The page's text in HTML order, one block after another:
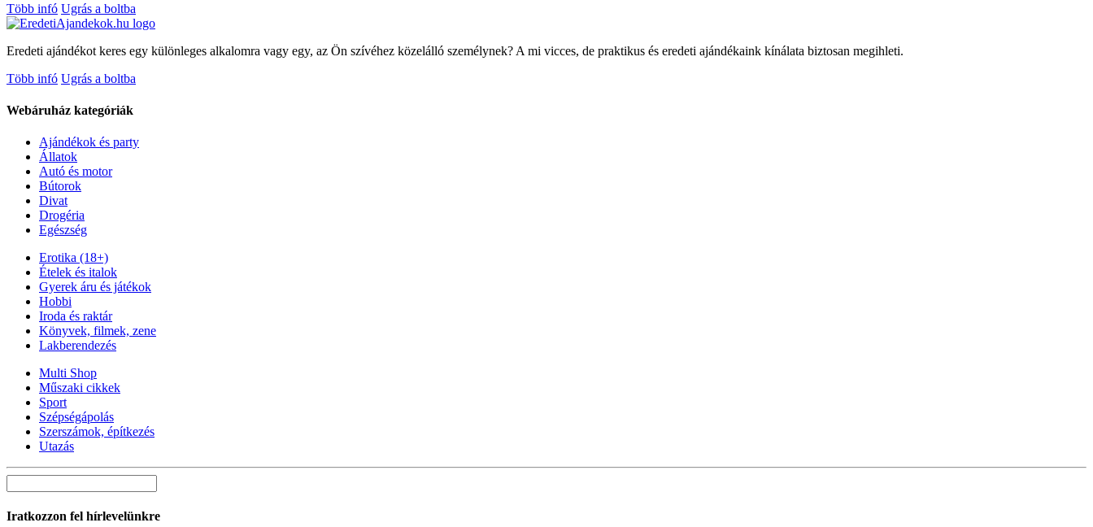
Több infó Ugrás a boltba
Eredeti ajándékot keres egy különleges alkalomra vagy egy, az Ön szívéhez közelálló személynek? A mi vicces, de praktikus és eredeti ajándékaink kínálata biztosan megihleti.
Több infó Ugrás a boltba
Webáruház kategóriák
Ajándékok és party
Állatok
Autó és motor
Bútorok
Divat
Drogéria
Egészség
Erotika (18+)
Ételek és italok
Gyerek áru és játékok
Hobbi
Iroda és raktár
Könyvek, filmek, zene
Lakberendezés
Multi Shop
Műszaki cikkek
Sport
Szépségápolás
Szerszámok, építkezés
Utazás
Iratkozzon fel hírlevelünkre